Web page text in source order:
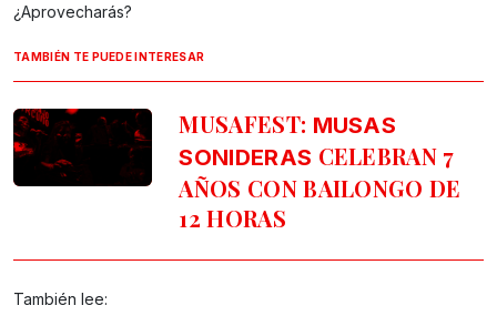
¿Aprovecharás?
TAMBIÉN TE PUEDE INTERESAR
MUSAFEST: MUSAS
SONIDERAS CELEBRAN 7
AÑOS CON BAILONGO DE
12 HORAS
También lee: